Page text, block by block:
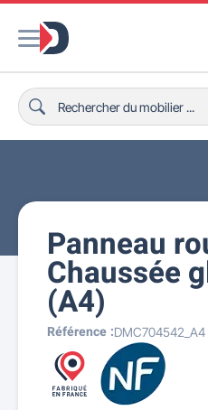
Panneau
Chaussée
(A4)
Référence :DMC704542_A4